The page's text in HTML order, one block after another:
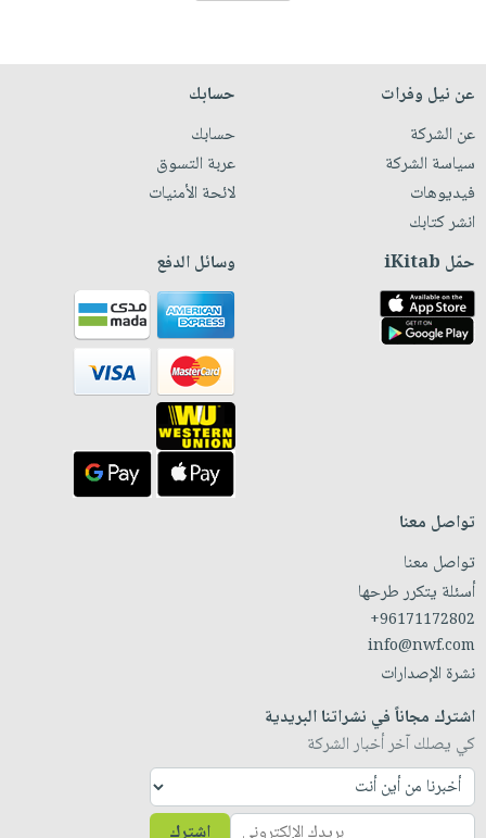
عن نيل وفرات
عن الشركة
سياسة الشركة
فيديوهات
انشر كتابك
حسابك
حسابك
عربة التسوق
لائحة الأمنيات
حمّل iKitab وسائل الدفع
تواصل معنا
تواصل معنا
أسئلة يتكرر طرحها
+96171172802
info@nwf.com
نشرة الإصدارات
اشترك مجاناً في نشراتنا البريدية
كي يصلك آخر أخبار الشركة